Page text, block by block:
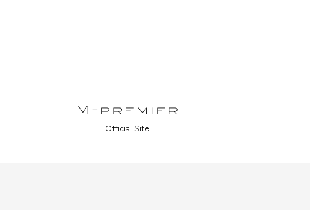
Official Site